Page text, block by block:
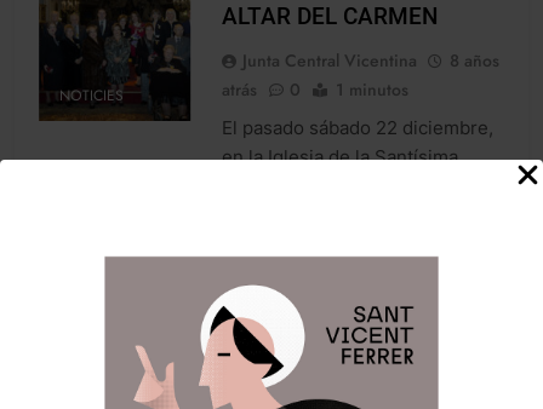
NOTICIES
ALTAR DEL CARMEN
Junta Central Vicentina
8 años
atrás
0 1 minutos
El pasado sábado 22 diciembre,
en la Iglesia de la Santísima
eucaristía el consiliario de la
asociación Rvdo. D. José Sarrió,
bendijo e impuso las medallas
acreditativas. Con motivo del VI